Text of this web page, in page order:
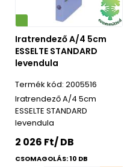
Iratrendező A/4 5cm
ESSELTE STANDARD
levendula
2005516
Iratrendező A/4 5cm
ESSELTE STANDARD
levendula
2 026 Ft/ DB
CSOMAGOLÁS: 10 DB
Környezetbarát